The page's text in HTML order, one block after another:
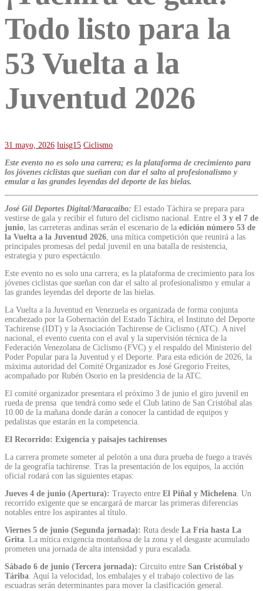
Todo listo para la
53 Vuelta a la
Juventud 2026
31 mayo, 2026 luisg15 Ciclismo
Este evento no es solo una carrera; es la plataforma de crecimiento para
los jóvenes ciclistas que sueñan con dar el salto al profesionalismo y
emular a las grandes leyendas del deporte de las bielas.
José Gil Deportes Digital/Maracaibo: El estado Táchira se prepara para
vestirse de gala y recibir el futuro del ciclismo nacional. Entre el 3 y el 7 de
junio, las carreteras andinas serán el escenario de la edición número 53 de
la Vuelta a la Juventud 2026, una mítica competición que reunirá a las
principales promesas del pedal juvenil en una batalla de resistencia,
estrategia y puro espectáculo.
Este evento no es solo una carrera; es la plataforma de crecimiento para los
jóvenes ciclistas que sueñan con dar el salto al profesionalismo y emular a
las grandes leyendas del deporte de las bielas.
La Vuelta a la Juventud en Venezuela es organizada de forma conjunta
encabezado por la Gobernación del Estado Táchira, el Instituto del Deporte
Tachirense (IDT) y la Asociación Tachirense de Ciclismo (ATC). A nivel
nacional, el evento cuenta con el aval y la supervisión técnica de la
Federación Venezolana de Ciclismo (FVC) y el respaldo del Ministerio del
Poder Popular para la Juventud y el Deporte. Para esta edición de 2026, la
máxima autoridad del Comité Organizador es José Gregorio Freites,
acompañado por Rubén Osorio en la presidencia de la ATC.
El comité organizador presentara el próximo 3 de junio el giro juvenil en
rueda de prensa que tendrá como sede el Club latino de San Cristóbal alas
10.00 de la mañana donde darán a conocer la cantidad de equipos y
pedalistas que estarán en la competencia.
El Recorrido: Exigencia y paisajes tachirenses
La carrera promete someter al pelotón a una dura prueba de fuego a través
de la geografía tachirense. Tras la presentación de los equipos, la acción
oficial rodará con las siguientes etapas:
Jueves 4 de junio (Apertura): Trayecto entre El Piñal y Michelena. Un
recorrido exigente que se encargará de marcar las primeras diferencias
notables entre los aspirantes al título.
Viernes 5 de junio (Segunda jornada): Ruta desde La Fría hasta La
Grita. La mítica exigencia montañosa de la zona y el desgaste acumulado
prometen una jornada de alta intensidad y pura escalada.
Sábado 6 de junio (Tercera jornada): Circuito entre San Cristóbal y
Táriba. Aquí la velocidad, los embalajes y el trabajo colectivo de las
escuadras serán determinantes para mover la clasificación general.